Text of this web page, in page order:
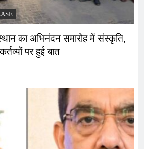
का अभिनंदन समारोह में संस्कृति,
पर हुई बात